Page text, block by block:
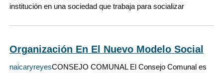
institución en una sociedad que trabaja para socializar
Organización En El Nuevo Modelo Social
naicaryreyesCONSEJO COMUNAL El Consejo Comunal es